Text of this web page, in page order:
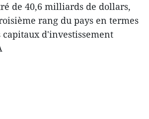
de 40,6 milliards de dollars,
rang du pays en termes
capitaux d'investissement